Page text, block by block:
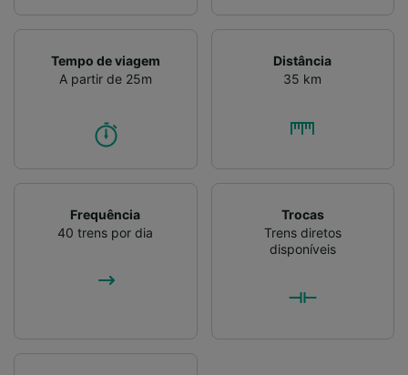
Tempo de viagem
A partir de 25m
Distância
35 km
Frequência
40 trens por dia
Trocas
Trens diretos
disponíveis
Verificar ativamente as características do
dispositivo para identificação. Armazenar e/ou
Publicidade e conteúdo personalizados,
medição de publicidade e conteúdo, pesquisa
Lista de parceiros (fornecedores)